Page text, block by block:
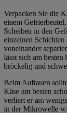
Verpacken Sie die
einem
Scheiben in den
einzelnen
voneinander
lässt sich am besten
bröckelig und
Beim Auftauen
Käse am besten
verliert er am
in der Mikrowelle